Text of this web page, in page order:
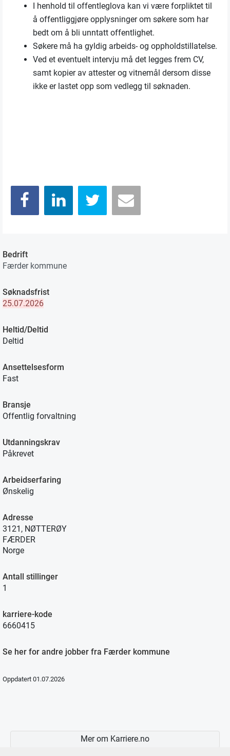
I henhold til offentleglova kan vi være forpliktet til
å offentliggjøre opplysninger om søkere som har
bedt om å bli unntatt offentlighet.
Søkere må ha gyldig arbeids- og oppholdstillatelse.
Ved et eventuelt intervju må det legges frem CV,
samt kopier av attester og vitnemål dersom disse
ikke er lastet opp som vedlegg til søknaden.
Bedrift
Færder kommune
Søknadsfrist
25.07.2026
Heltid/Deltid
Deltid
Ansettelsesform
Fast
Bransje
Offentlig forvaltning
Utdanningskrav
Påkrevet
Arbeidserfaring
Ønskelig
Adresse
3121, NØTTERØY
FÆRDER
Norge
Antall stillinger
1
karriere-kode
6660415
Se her for andre jobber fra Færder kommune
Oppdatert 01.07.2026
Mer om Karriere.no